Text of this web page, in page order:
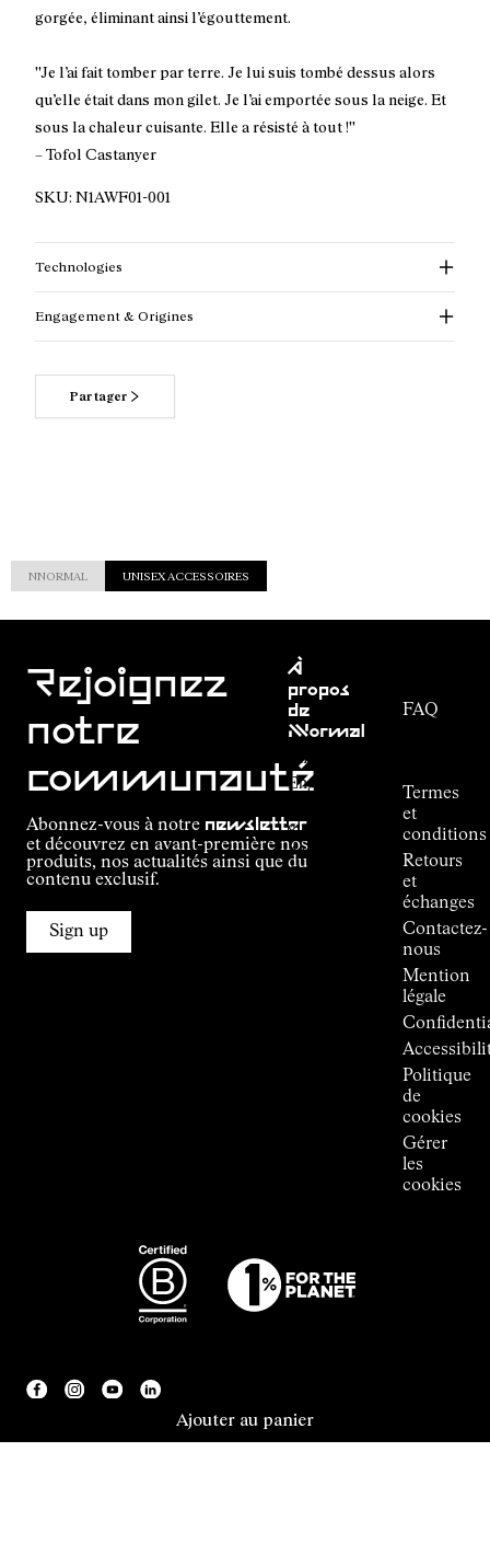
Ajouter au panier
gorgée, éliminant ainsi l’égouttement.
''Je l’ai fait tomber par terre. Je lui suis tombé dessus alors
qu’elle était dans mon gilet. Je l’ai emportée sous la neige. Et
sous la chaleur cuisante. Elle a résisté à tout !''
– Tofol Castanyer
SKU: N1AWF01-001
Technologies
Engagement & Origines
Pour en savoir plus sur nos engagements
Partager
NNORMAL UNISEX ACCESSOIRES
Rejoignez
notre
communauté
Abonnez-vous à notre newsletter
et découvrez en avant-première nos
produits, nos actualités ainsi que du
contenu exclusif.
Sign up
À
propos
de
NNormal
Mission
Engagement
guide
Alpine
Connections
FAQ
Termes
et
conditions
Retours
et
échanges
Contactez-
nous
Mention
légale
Politique
de
cookies
Gérer
les
cookies